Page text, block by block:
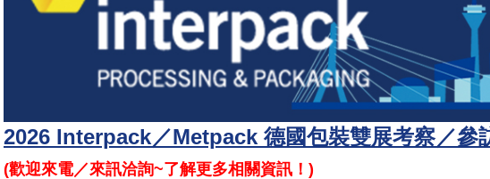
2026 Interpack／Metpack 德國包裝雙展考察／參
(歡迎來電／來訊洽詢~了解更多相關資訊！ )